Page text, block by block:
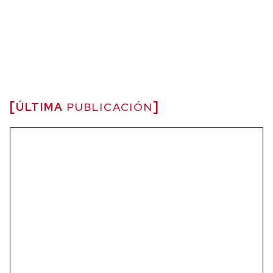
ÚLTIMA PUBLICACIÓN